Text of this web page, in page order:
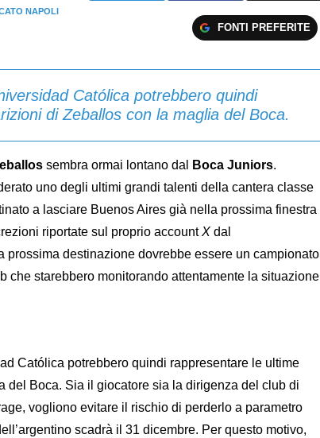
NAPOLI
FONTI PREFERITE
Católica potrebbero quindi
di Zeballos con la maglia del Boca.
sembra ormai lontano dal Boca Juniors.
uno degli ultimi grandi talenti della cantera classe
a lasciare Buenos Aires già nella prossima finestra
riportate sul proprio accountX dal
prossima destinazione dovrebbe essere un campionato
che starebbero monitorando attentamente la situazione
Católica potrebbero quindi rappresentare le ultime
del Boca. Sia il giocatore sia la dirigenza del club di
vogliono evitare il rischio di perderlo a parametro
scadrà il 31 dicembre. Per questo motivo,